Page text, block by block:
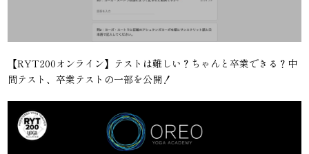
【RYT200オンライン】テストは難しい？ちゃんと卒業できる？中
間テスト、卒業テストの一部を公開！